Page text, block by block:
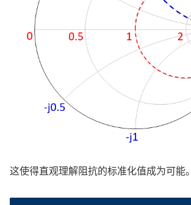
这使得直观理解阻抗的标准化值成为可能。